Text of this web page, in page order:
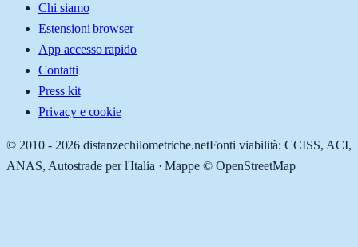
Chi siamo
Estensioni browser
App accesso rapido
Contatti
Press kit
Privacy e cookie
© 2010 - 2026 distanzechilometriche.netFonti viabilità: CCISS, ACI,
ANAS, Autostrade per l'Italia · Mappe © OpenStreetMap